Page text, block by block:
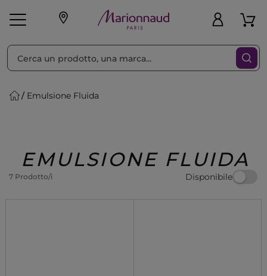
Make-up Profumi
Regalo
Emulsione Fluida
EMULSIONE FLUIDA
7 Prodotto/i Disponibile
Ordina per Filtra